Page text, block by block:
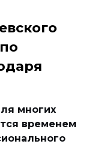
многих
временем